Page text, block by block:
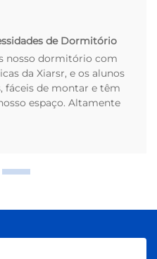
de Dormitório
nosso dormitório com
da Xiarsr, e os alunos
fáceis de montar e têm
espaço. Altamente